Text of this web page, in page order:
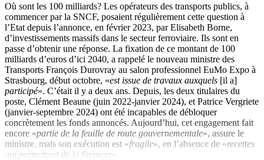
Où sont les 100 milliards? Les opérateurs des transports publics, à
commencer par la SNCF, posaient régulièrement cette question à
l’Etat depuis l’annonce, en février 2023, par Elisabeth Borne,
d’investissements massifs dans le secteur ferroviaire. Ils sont en
passe d’obtenir une réponse. La fixation de ce montant de 100
milliards d’euros d’ici 2040, a rappelé le nouveau ministre des
Transports François Durovray au salon professionnel EuMo Expo à
Strasbourg, début octobre, «est issue de travaux auxquels [il a]
participé». C’était il y a deux ans. Depuis, les deux titulaires du
poste, Clément Beaune (juin 2022-janvier 2024), et Patrice Vergriete
(janvier-septembre 2024) ont été incapables de débloquer
concrètement les fonds annoncés. Aujourd’hui, cet engagement fait
encore «partie de la feuille de route gouvernementale», assure le
ministre, mais son exécution est «fragile», en l’absence de «recettes
qui permettent de la financer».